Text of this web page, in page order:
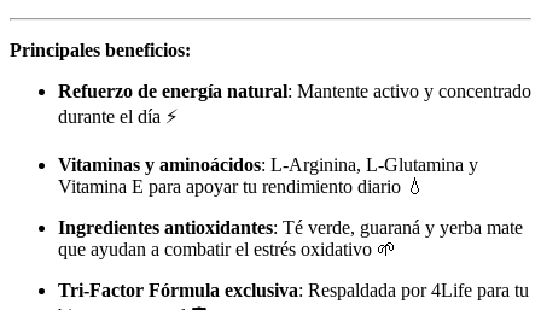
Principales beneficios:
Refuerzo de energía natural: Mantente activo y concentrado
durante el día ⚡
Vitaminas y aminoácidos: L-Arginina, L-Glutamina y
Vitamina E para apoyar tu rendimiento diario 💧
Ingredientes antioxidantes: Té verde, guaraná y yerba mate
que ayudan a combatir el estrés oxidativo 🌱
Tri-Factor Fórmula exclusiva: Respaldada por 4Life para tu